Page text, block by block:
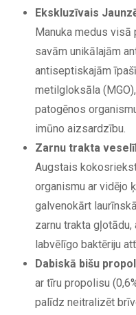
Ekskluzīvais
Manuka medus
savām unikālajām
antiseptiskajām
metilgloksāla
patogēnos
imūno aizsardzību.
Zarnu trakta
Augstais
organismu ar vidējo
galvenokārt
zarnu trakta
labvēlīgo baktēriju
Dabiskā bišu
ar tīru propolisu
palīdz neitralizēt